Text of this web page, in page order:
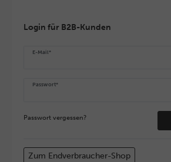
Login für B2B-Kunden
E-Mail*
Passwort*
Passwort vergessen?
Zum Endverbraucher-Shop